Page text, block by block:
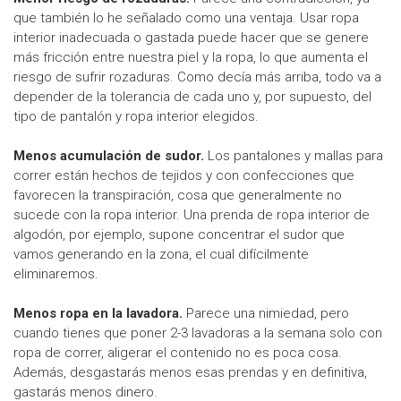
que también lo he señalado como una ventaja. Usar ropa
interior inadecuada o gastada puede hacer que se genere
más fricción entre nuestra piel y la ropa, lo que aumenta el
riesgo de sufrir rozaduras. Como decía más arriba, todo va a
depender de la tolerancia de cada uno y, por supuesto, del
tipo de pantalón y ropa interior elegidos.
Menos acumulación de sudor. Los pantalones y mallas para
correr están hechos de tejidos y con confecciones que
favorecen la transpiración, cosa que generalmente no
sucede con la ropa interior. Una prenda de ropa interior de
algodón, por ejemplo, supone concentrar el sudor que
vamos generando en la zona, el cual difícilmente
eliminaremos.
Menos ropa en la lavadora. Parece una nimiedad, pero
cuando tienes que poner 2-3 lavadoras a la semana solo con
ropa de correr, aligerar el contenido no es poca cosa.
Además, desgastarás menos esas prendas y en definitiva,
gastarás menos dinero.